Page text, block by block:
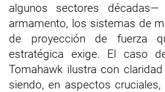
algunos sectores
armamento, los sistemas de
de proyección de fuerza
estratégica exige. El caso
Tomahawk ilustra con
siendo, en aspectos